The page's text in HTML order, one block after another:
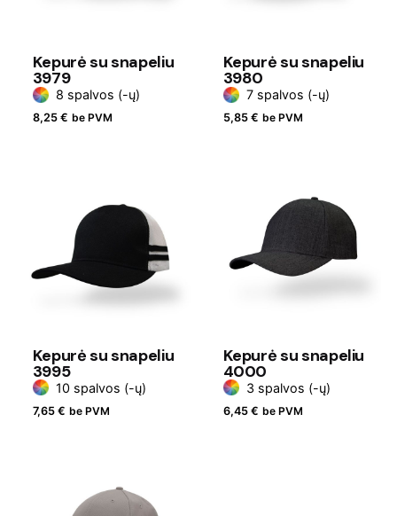
Kepurė su snapeliu
3979
8 spalvos (-ų)
8,25 € be PVM
Kepurė su snapeliu
3980
7 spalvos (-ų)
5,85 € be PVM
Kepurė su snapeliu
3995
10 spalvos (-ų)
7,65 € be PVM
Kepurė su snapeliu
4000
3 spalvos (-ų)
6,45 € be PVM